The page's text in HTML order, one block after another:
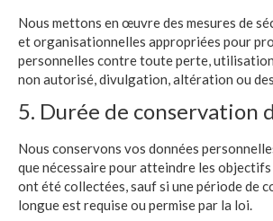
Nous mettons en œuvre des mesures de
et organisationnelles appropriées pour
personnelles contre toute perte, utilisation
non autorisé, divulgation, altération ou
5. Durée de conservation
Nous conservons vos données
que nécessaire pour atteindre les
ont été collectées, sauf si une période de
longue est requise ou permise par la loi.